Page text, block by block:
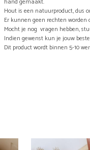
Hout is een natuurproduct, dus
Er kunnen geen rechten worden
Mocht je nog vragen hebben,
Indien gewenst kun je jouw
Dit product wordt binnen 5-10